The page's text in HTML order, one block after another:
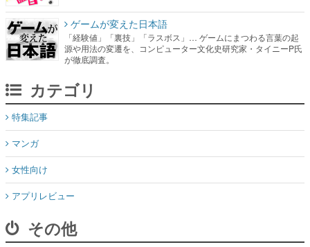
ゲームが変えた日本語
「経験値」「裏技」「ラスボス」… ゲームにまつわる言葉の起
源や用法の変遷を、コンピューター文化史研究家・タイニーP氏
が徹底調査。
カテゴリ
特集記事
マンガ
女性向け
アプリレビュー
その他